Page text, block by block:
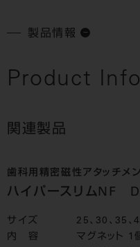
製品情報
Product
関連製品
歯科用精密磁性アタッチメ
ハイパースリムNF
サイズ
25、30、35、
内 容
マグネット 1